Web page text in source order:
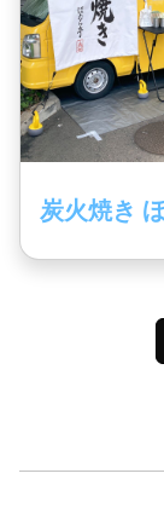
炭火焼き